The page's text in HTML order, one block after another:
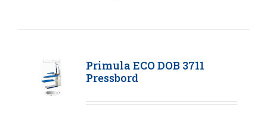
Primula ECO DOB 3711
Pressbord